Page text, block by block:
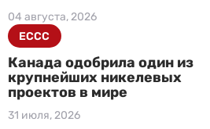
04 августа, 2026
Канада одобрила один из
крупнейших никелевых
проектов в мире
31 июля, 2026
ECCC